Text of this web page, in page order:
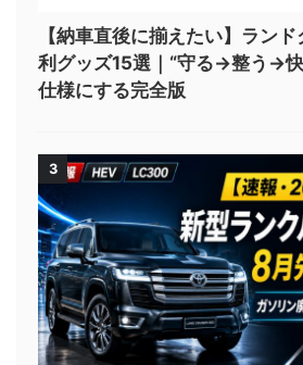
【納車直後に揃えたい】ラン
利グッズ15選｜“守る→整う→
仕様にする完全版
3